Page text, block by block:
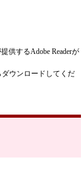
供するAdobe Readerが
ダウンロードしてくだ